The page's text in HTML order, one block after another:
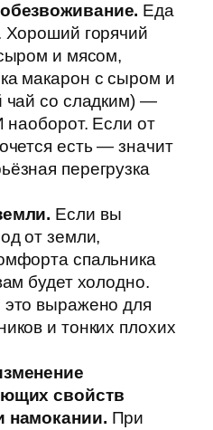
Еда
горячий
и мясом,
макарон с сыром и
чай со сладким) —
наоборот. Если от
есть — значит
перегрузка
Если вы
от земли,
спальника
будет холодно.
выражено для
и тонких плохих
свойств
намокании. При